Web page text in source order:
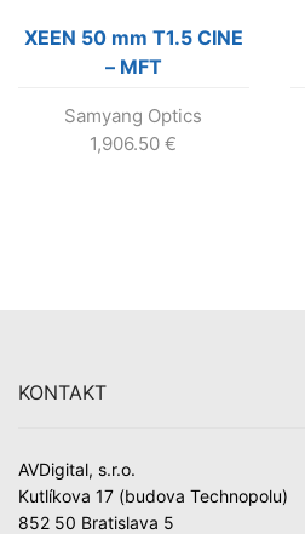
XEEN 50 mm T1.5 CINE
– MFT
Samyang Optics
1,906.50€
KONTAKT
AVDigital, s.r.o.
Kutlíkova 17 (budova Technopolu)
852 50 Bratislava 5